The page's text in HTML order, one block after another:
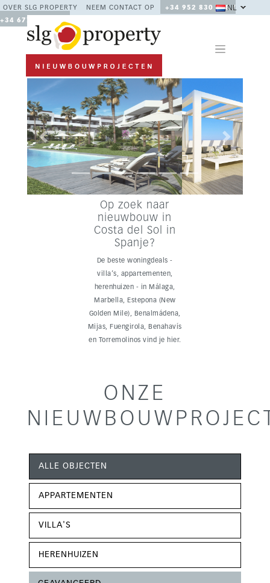
OVER SLG PROPERTY NEEM CONTACT OP
+34 952 830 378 /
+34 677 670 480
Previous Next
NL
Op zoek naar
nieuwbouw in
Costa del Sol in
Spanje?
De beste woningdeals -
villa’s, appartementen,
herenhuizen - in Málaga,
Marbella, Estepona (New
Golden Mile), Benalmádena,
Mijas, Fuengirola, Benahavís
en Torremolinos vind je hier.
ONZE
ALLE OBJECTEN
APPARTEMENTEN
VILLA'S
HERENHUIZEN